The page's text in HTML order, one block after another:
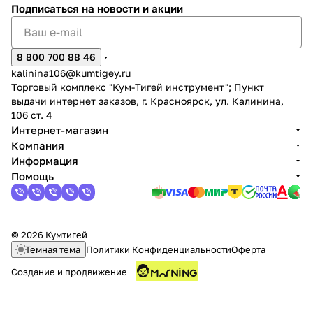
Подписаться на новости и акции
8 800 700 88 46
kalinina106@kumtigey.ru
Торговый комплекс "Кум-Тигей инструмент"; Пункт
выдачи интернет заказов, г. Красноярск, ул. Калинина,
106 ст. 4
Интернет-магазин
Компания
Информация
Помощь
© 2026 Кумтигей
Темная тема Политики КонфиденциальностиОферта
Создание и продвижение